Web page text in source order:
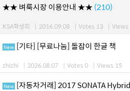
★★ 벼룩시장 이용안내 ★★ (210)
KSA학생회 | 2016.09.08 | Votes 13 |
New [기타] [무료나눔] 돌잡이 한글 책
zhizhi | 2026.08.07 | Votes 0 | Views 15
New [자동차거래] 2017 SONATA